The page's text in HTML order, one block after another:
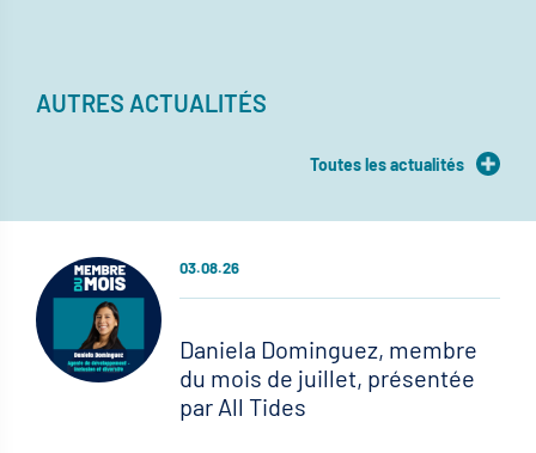
AUTRES ACTUALITÉS
Toutes les actualités
03.08.26
Daniela Dominguez, membre
du mois de juillet, présentée
par All Tides